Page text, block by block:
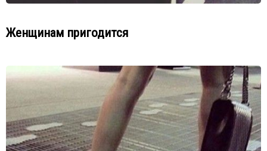
Женщинам пригодится